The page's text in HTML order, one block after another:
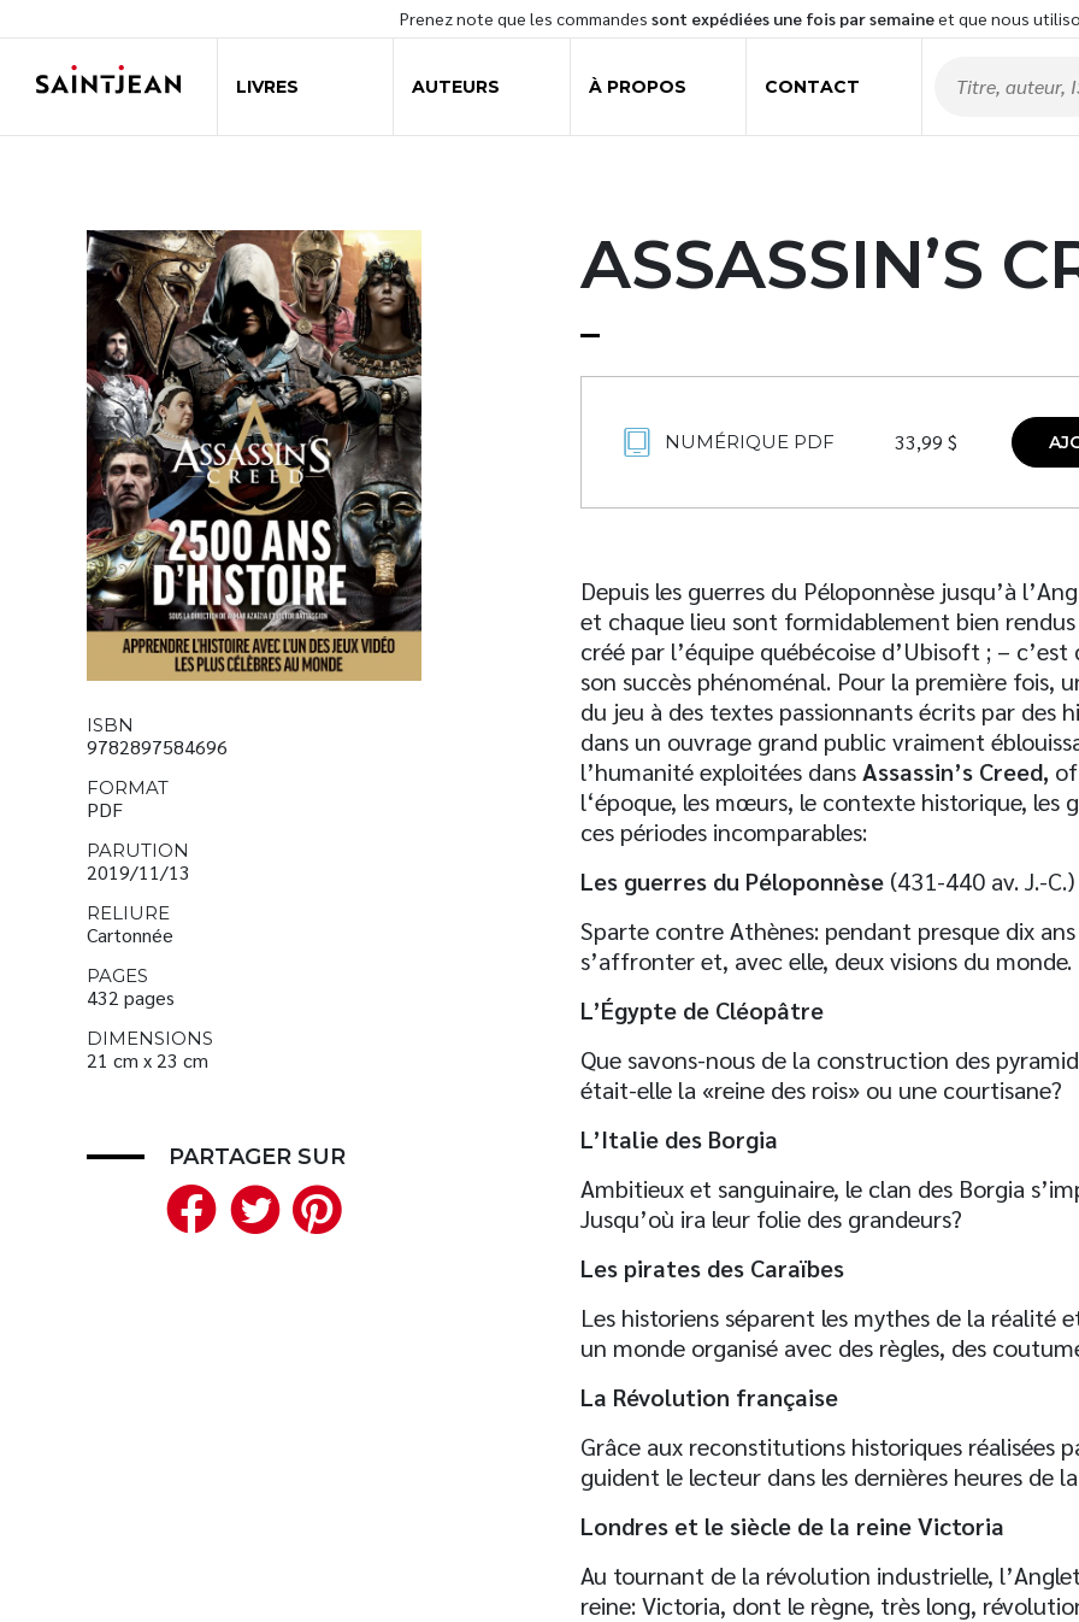
Prenez note que les commandes sont expédiées une fois par semaineet que nous
LIVRES AUTEURS À PROPOS CONTACT
ASSASSIN’S
NUMÉRIQUE PDF 33,99 $
Depuis les guerres du Péloponnèse jusqu’à
et chaque lieu sont formidablement bien
créé par l’équipe québécoise d’Ubisoft ; –
son succès phénoménal. Pour la première fois,
du jeu à des textes passionnants écrits par des
dans un ouvrage grand public vraiment
l’humanité exploitées dansAssassin’s Creed,
l‘époque, les mœurs, le contexte historique, les
ces périodes incomparables:
Les guerres du Péloponnèse (431-440 av. J.-C.)
Sparte contre Athènes: pendant presque dix
s’affronter et, avec elle, deux visions du monde.
L’Égypte de Cléopâtre
Que savons-nous de la construction des
était-elle la «reine des rois» ou une courtisane?
L’Italie des Borgia
Ambitieux et sanguinaire, le clan des Borgia
Jusqu’où ira leur folie des grandeurs?
Les pirates des Caraïbes
Les historiens séparent les mythes de la réalité
un monde organisé avec des règles, des
La Révolution française
Grâce aux reconstitutions historiques réalisées
guident le lecteur dans les dernières heures de
Londres et le siècle de la reine Victoria
Au tournant de la révolution industrielle,
reine: Victoria, dont le règne, très long,
ISBN
9782897584696
FORMAT
PDF
PARUTION
2019/11/13
RELIURE
Cartonnée
PAGES
432 pages
DIMENSIONS
21 cm x 23 cm
PARTAGER SUR
Facebook
Twitter